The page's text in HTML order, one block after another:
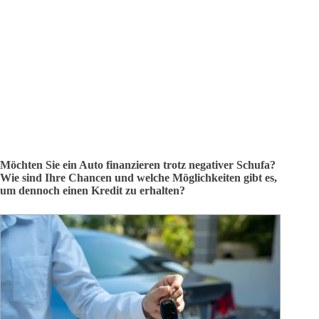
Möchten Sie ein Auto finanzieren trotz negativer Schufa?
Wie sind Ihre Chancen und welche Möglichkeiten gibt es,
um dennoch einen Kredit zu erhalten?